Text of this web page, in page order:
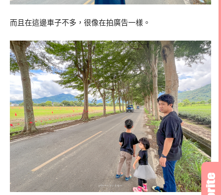
而且在這邊車子不多，很像在拍廣告一樣。